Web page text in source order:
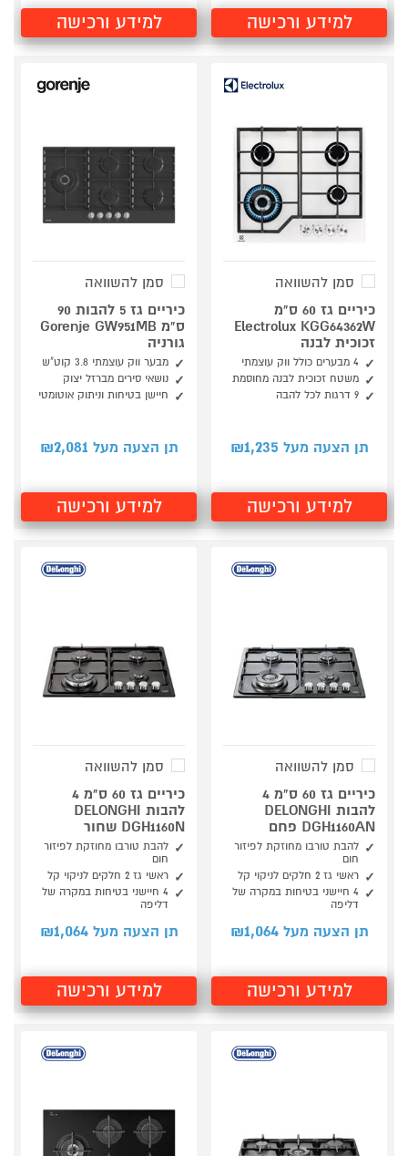
למידע ורכישה למידע ורכישה
סמן להשוואה
כיריים גז 60 ס"מ
Electrolux KGG64362W
זכוכית לבנה
4 מבערים כולל ווק עוצמתי
משטח זכוכית לבנה מחוסמת
9 דרגות לכל להבה
תן הצעה מעל ₪ 1,235
למידע ורכישה
סמן להשוואה
כיריים גז 5 להבות 90
ס"מ Gorenje GW951MB
גורניה
מבער ווק עוצמתי 3.8 קוט"ש
נושאי סירים מברזל יצוק
חיישן בטיחות וניתוק אוטומטי
תן הצעה מעל ₪ 2,081
למידע ורכישה
סמן להשוואה
כיריים גז 60 ס"מ 4
להבות DELONGHI
DGH1160AN פחם
להבת טורבו מחוזקת לפיזור
חום
ראשי גז 2 חלקים לניקוי קל
4 חיישני בטיחות במקרה של
דליפה
תן הצעה מעל ₪ 1,064
למידע ורכישה
סמן להשוואה
כיריים גז 60 ס"מ 4
להבות DELONGHI
DGH1160N שחור
להבת טורבו מחוזקת לפיזור
חום
ראשי גז 2 חלקים לניקוי קל
4 חיישני בטיחות במקרה של
דליפה
תן הצעה מעל ₪ 1,064
למידע ורכישה